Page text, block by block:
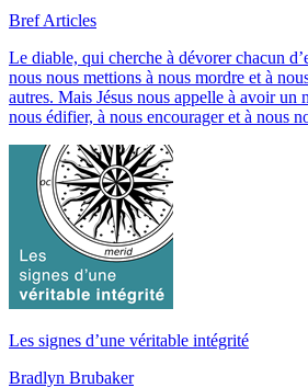
Bref Articles
Le diable, qui cherche à dévorer chacun
nous nous mettions à nous mordre et à
autres. Mais Jésus nous appelle à avoir
nous édifier, à nous encourager et à nous
Les signes d’une véritable intégrité
Bradlyn Brubaker